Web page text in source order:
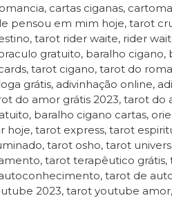
cartas ciganas,
pensou em mim hoje, tarot
tarot rider waite, rider
gratuito, baralho
tarot cigano, tarot do
grátis, adivinhação online,
do amor grátis 2023, tarot
baralho cigano cartas,
tarot express, tarot
tarot osho, tarot
tarot terapêutico
tarot de
2023, tarot youtube